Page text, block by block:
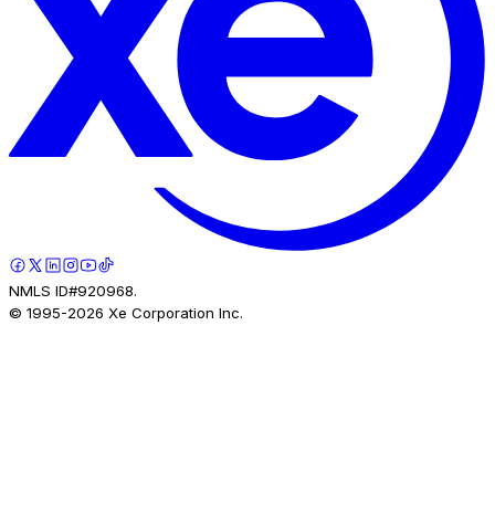
NMLS ID#920968.
© 1995-2026 Xe Corporation Inc.